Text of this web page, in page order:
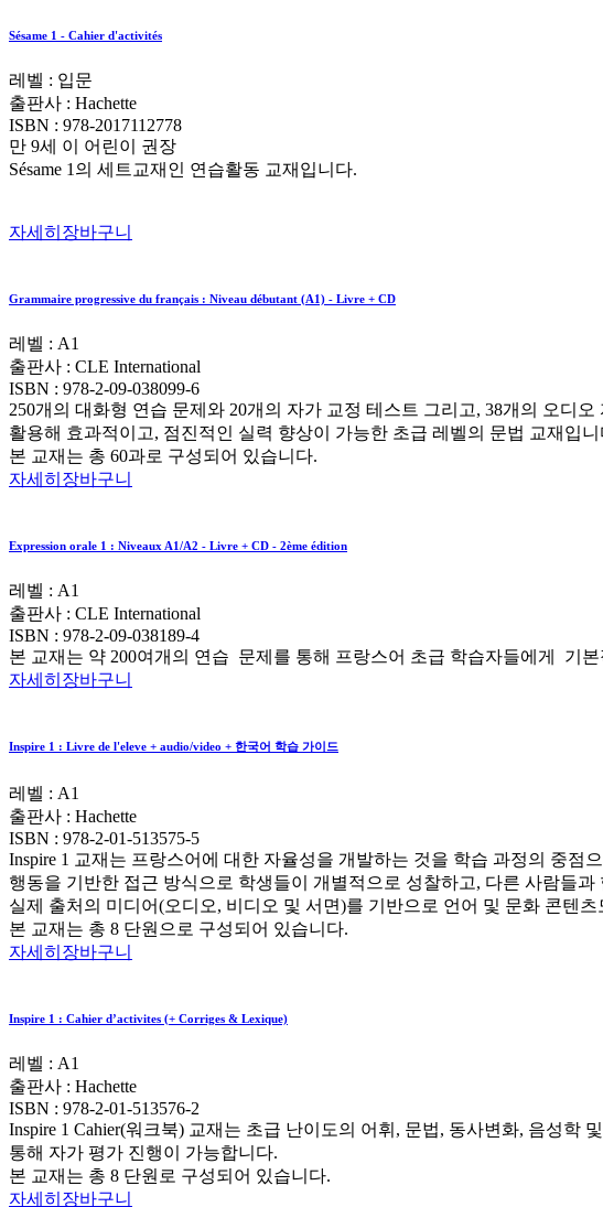
Sésame 1 - Cahier d'activités
레벨 : 입문
출판사 : Hachette
ISBN : 978-2017112778
만 9세 이 어린이 권장
Sésame 1의 세트교재인 연습활동 교재입니다.
자세히 장바구니
Grammaire progressive du français : Niveau débutant (A1) - Livre + CD
레벨 : A1
출판사 : CLE International
ISBN : 978-2-09-038099-6
250개의 대화형 연습 문제와 20개의 자가 교정 테스트 그리고, 38개의 오디오
활용해 효과적이고, 점진적인 실력 향상이 가능한 초급 레벨의 문법 교재입니
본 교재는 총 60과로 구성되어 있습니다.
자세히 장바구니
Expression orale 1 : Niveaux A1/A2 - Livre + CD - 2ème édition
레벨 : A1
출판사 : CLE International
ISBN : 978-2-09-038189-4
본 교재는 약 200여개의 연습 문제를 통해 프랑스어 초급 학습자들에게 기
자세히 장바구니
Inspire 1 : Livre de l'eleve + audio/video + 한국어 학습 가이드
레벨 : A1
출판사 : Hachette
ISBN : 978-2-01-513575-5
Inspire 1 교재는 프랑스어에 대한 자율성을 개발하는 것을 학습 과정의 중점
행동을 기반한 접근 방식으로 학생들이 개별적으로 성찰하고, 다른 사람들
실제 출처의 미디어(오디오, 비디오 및 서면)를 기반으로 언어 및 문화 콘텐
본 교재는 총 8 단원으로 구성되어 있습니다.
자세히 장바구니
Inspire 1 : Cahier d’activites (+ Corriges & Lexique)
레벨 : A1
출판사 : Hachette
ISBN : 978-2-01-513576-2
Inspire 1 Cahier(워크북) 교재는 초급 난이도의 어휘, 문법, 동사변화, 음성
통해 자가 평가 진행이 가능합니다.
본 교재는 총 8 단원로 구성되어 있습니다.
자세히 장바구니